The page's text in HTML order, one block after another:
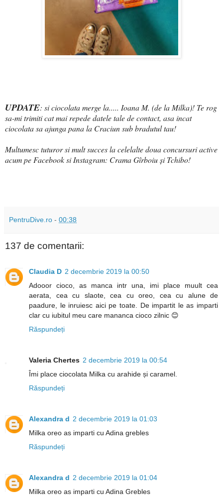
UPDATE: si ciocolata merge la..... Ioana M. (de la Milka)! Te rog
sa-mi trimiti cat mai repede datele tale de contact, asa incat
ciocolata sa ajunga pana la Craciun sub bradutul tau!
Multumesc tuturor si mult succes la celelalte doua concursuri active
acum pe Facebook si Instagram: Crama Gîrboiu și Tchibo!
PentruDive.ro - 00:38
137 de comentarii:
Claudia D 2 decembrie 2019 la 00:50
Adooor cioco, as manca intr una, imi place muult cea
aerata, cea cu slaote, cea cu oreo, cea cu alune de
paadure, le inruiesc aici pe toate. De impartit le as imparti
clar cu iubitul meu care mananca cioco zilnic 😊
Răspundeți
Valeria Chertes 2 decembrie 2019 la 00:54
Îmi place ciocolata Milka cu arahide și caramel.
Răspundeți
Alexandra d 2 decembrie 2019 la 01:03
Milka oreo as imparti cu Adina grebles
Răspundeți
Alexandra d 2 decembrie 2019 la 01:04
Milka oreo as imparti cu Adina Grebles